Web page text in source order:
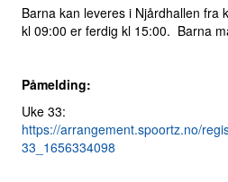
Barna kan leveres i Njårdhallen fra
kl 09:00 er ferdig kl 15:00. Barna
Påmelding:
Uke 33:
https://arrangement.spoortz.no/
33_1656334098